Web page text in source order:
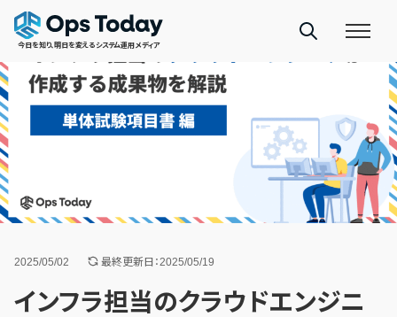
今日を知り、明日を変えるシステム運用メディア
2025/05/02 最終更新日：2025/05/19
インフラ担当のクラウドエンジニ